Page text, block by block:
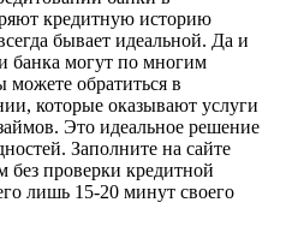
кредитную историю
бывает идеальной. Да и
банка могут по многим
обратиться в
которые оказывают услуги
Это идеальное решение
Заполните на сайте
без проверки кредитной
лишь 15-20 минут своего